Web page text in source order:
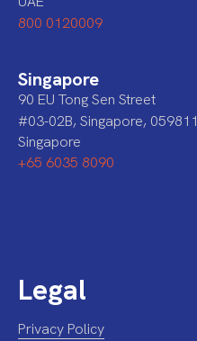
800 0120009
Singapore
90 EU Tong Sen Street
#03-02B, Singapore, 059811
Singapore
+65 6035 8090
Legal
Privacy Policy